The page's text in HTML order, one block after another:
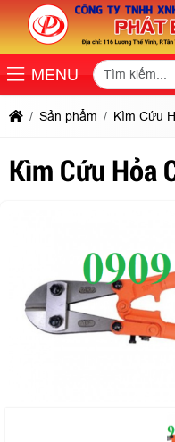
MENU
Sản phẩm Kìm Cứu
Kìm Cứu Hỏa